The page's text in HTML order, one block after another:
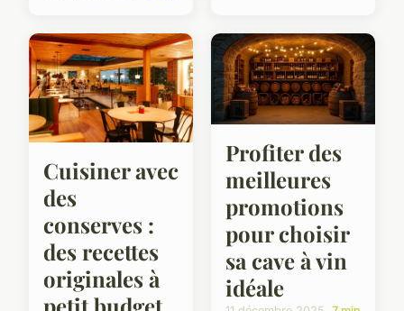
Cuisiner avec
des
conserves :
des recettes
originales à
Profiter des
meilleures
promotions
pour choisir
sa cave à vin
idéale